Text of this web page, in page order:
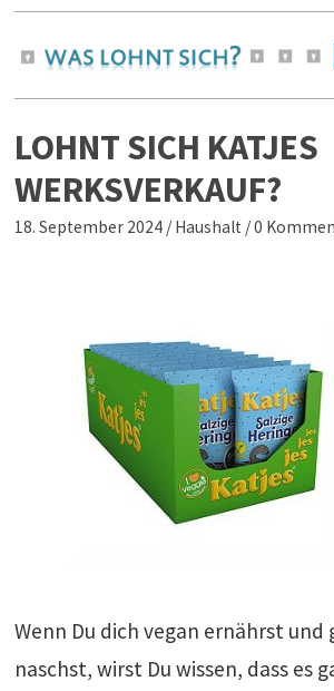
LOHNT SICH KATJES
WERKSVERKAUF?
18. September 2024 / Haushalt /0
Wenn Du dich vegan ernährst und
naschst, wirst Du wissen, dass es